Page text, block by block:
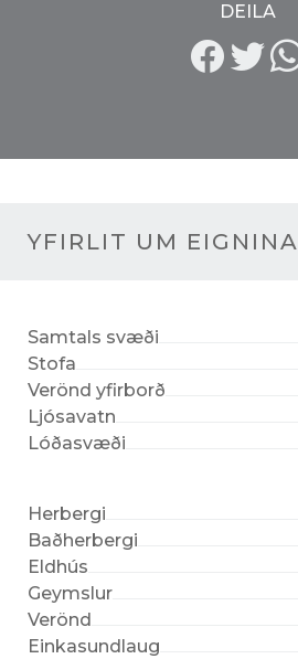
YFIRLIT UM EIGNINA
Samtals svæði
Stofa
Verönd yfirborð
Ljósavatn
Lóðasvæði
Herbergi
Baðherbergi
Eldhús
Geymslur
Verönd
Einkasundlaug
DEILA